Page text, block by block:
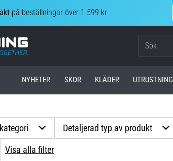
på beställningar över 1 599 kr
Top4Running.se
NYHETER SKOR KLÄDER UTRUSTNING
Detaljerad typ av produkt
Visa alla filter